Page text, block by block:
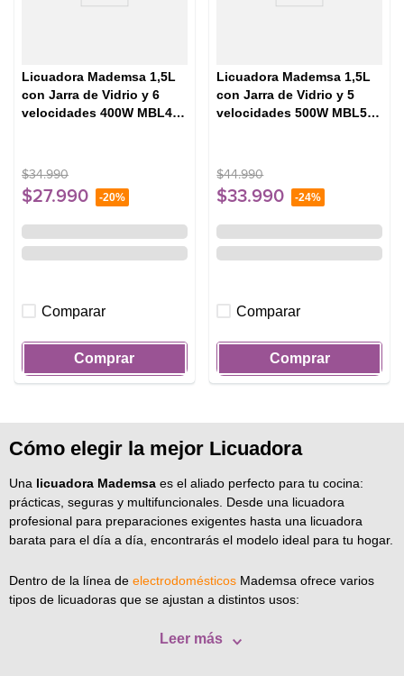
Licuadora Mademsa 1,5L
con Jarra de Vidrio y 6
velocidades 400W MBL40
$34.990
$27.990 -20%
Comparar
Comprar
Licuadora Mademsa 1,5L
con Jarra de Vidrio y 5
velocidades 500W MBL50
$44.990
$33.990 -24%
Comparar
Comprar
Cómo elegir la mejor Licuadora
Una licuadora Mademsa es el aliado perfecto para tu cocina:
prácticas, seguras y multifuncionales. Desde una licuadora
profesional para preparaciones exigentes hasta una licuadora
barata para el día a día, encontrarás el modelo ideal para tu hogar.
Dentro de la línea de electrodomésticos Mademsa ofrece varios
tipos de licuadoras que se ajustan a distintos usos:
Leer más